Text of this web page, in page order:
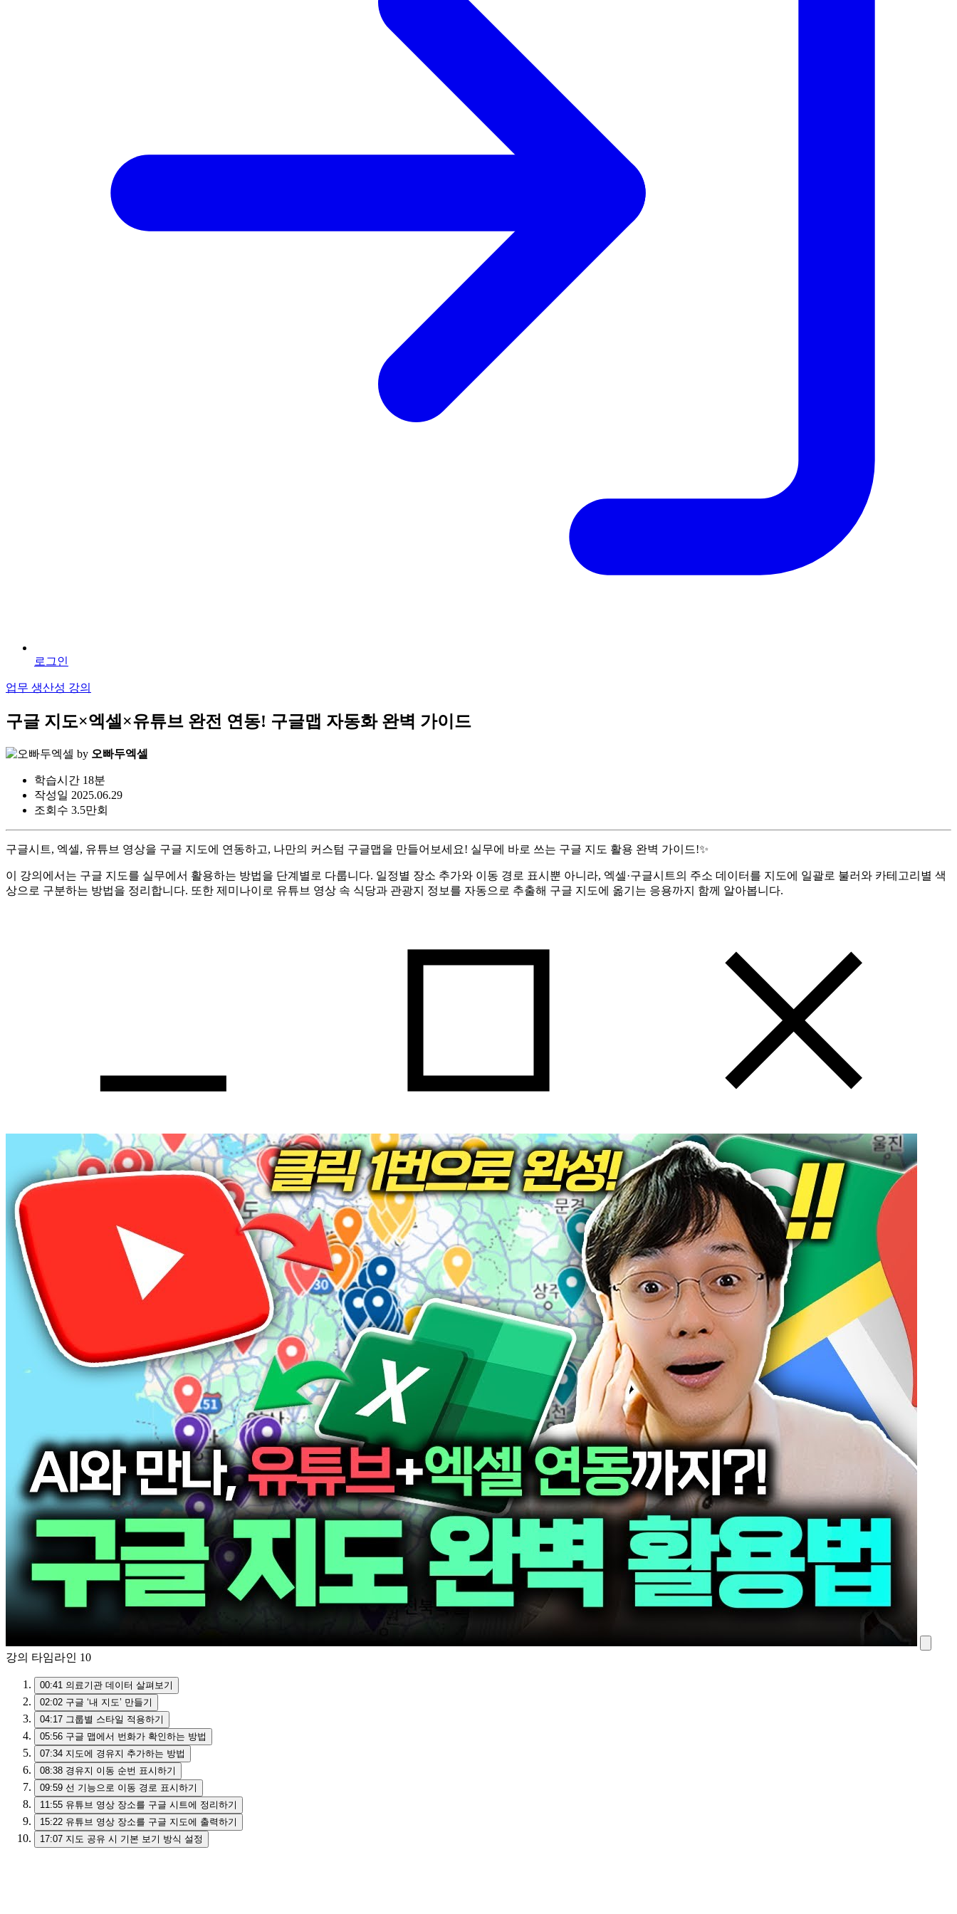
로그인
업무 생산성 강의
구글 지도×엑셀×유튜브 완전 연동! 구글맵 자동화 완벽 가이드
by 오빠두엑셀
학습시간 18분
작성일 2025.06.29
조회수 3.5만회
구글시트, 엑셀, 유튜브 영상을 구글 지도에 연동하고, 나만의 커스텀 구글맵을 만들어보세요! 실무에 바로 쓰는 구글 지도 활용 완벽 가이드!✨
이 강의에서는 구글 지도를 실무에서 활용하는 방법을 단계별로 다룹니다. 일정별 장소 추가와 이동 경로 표시뿐 아니라, 엑셀·구글시트의 주소 데이터를 지도에 일괄로 불러와 카테고리별 색
상으로 구분하는 방법을 정리합니다. 또한 제미나이로 유튜브 영상 속 식당과 관광지 정보를 자동으로 추출해 구글 지도에 옮기는 응용까지 함께 알아봅니다.
강의 타임라인 10
00:41 의료기관 데이터 살펴보기
02:02 구글 ‘내 지도’ 만들기
04:17 그룹별 스타일 적용하기
05:56 구글 맵에서 번화가 확인하는 방법
07:34 지도에 경유지 추가하는 방법
08:38 경유지 이동 순번 표시하기
09:59 선 기능으로 이동 경로 표시하기
11:55 유튜브 영상 장소를 구글 시트에 정리하기
15:22 유튜브 영상 장소를 구글 지도에 출력하기
17:07 지도 공유 시 기본 보기 방식 설정